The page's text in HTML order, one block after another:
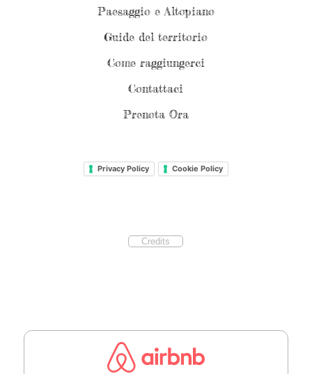
Paesaggio e Altopiano
Guide del territorio
Come raggiungerci
Contattaci
Prenota Ora
Privacy Policy Cookie Policy
Credits